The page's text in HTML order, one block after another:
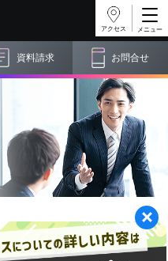
資料請求 お問合せ
アクセス
情報IT+東京経営大
モデルプラン